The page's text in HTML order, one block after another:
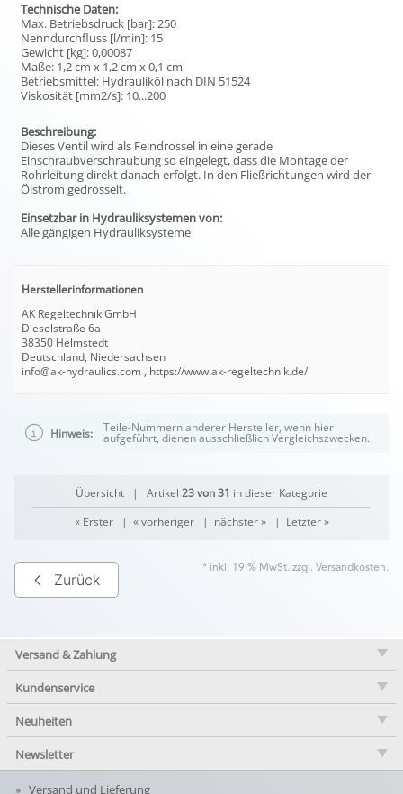
Technische Daten:
Max. Betriebsdruck [bar]: 250
Nenndurchfluss [l/min]: 15
Gewicht [kg]: 0,00087
Maße: 1,2 cm x 1,2 cm x 0,1 cm
Betriebsmittel: Hydrauliköl nach DIN 51524
Viskosität [mm2/s]: 10...200
Beschreibung:
Dieses Ventil wird als Feindrossel in eine gerade
Einschraubverschraubung so eingelegt, dass die Montage der
Rohrleitung direkt danach erfolgt. In den Fließrichtungen wird der
Ölstrom gedrosselt.
Einsetzbar in Hydrauliksystemen von:
Alle gängigen Hydrauliksysteme
Herstellerinformationen
AK Regeltechnik GmbH
Dieselstraße 6a
38350 Helmstedt
Deutschland, Niedersachsen
info@ak-hydraulics.com , https://www.ak-regeltechnik.de/
Hinweis: Teile-Nummern anderer Hersteller, wenn hier
aufgeführt, dienen ausschließlich Vergleichszwecken.
Übersicht | Artikel 23 von 31 in dieser Kategorie
« Erster| « vorheriger| nächster »| Letzter »
Zurück
* inkl. 19 % MwSt. zzgl. Versandkosten.
Versand & Zahlung
Kundenservice
Neuheiten
Newsletter
Versand und Lieferung